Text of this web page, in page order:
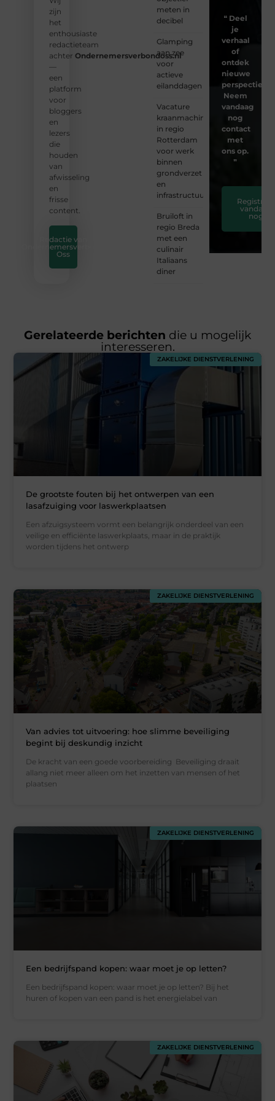
zijn
het
enthousiaste
redactieteam
achter Ondernemersverbondoss.nl
—
een
platform
voor
bloggers
en
lezers
die
houden
van
afwisseling
en
frisse
content.
Redactie van
Ondernemersverbond
Oss
meten in
decibel
Glamping
aan zee
voor
actieve
eilanddagen
Vacature
kraanmachinist
in regio
Rotterdam
voor werk
binnen
grondverzet
en
infrastructuur
Bruiloft in
regio Breda
met een
culinair
Italiaans
diner
❝ Deel
je
verhaal
of
ontdek
nieuwe
Neem
vandaag
nog
contact
met
ons op.
❞
Registreer
vandaag
nog
Gerelateerde berichten die u mogelijk
interesseren.
ZAKELIJKE DIENSTVERLENING
De grootste fouten bij het ontwerpen van een
lasafzuiging voor laswerkplaatsen
Een afzuigsysteem vormt een belangrijk onderdeel van een
veilige en efficiënte laswerkplaats, maar in de praktijk
worden tijdens het ontwerp
ZAKELIJKE DIENSTVERLENING
Van advies tot uitvoering: hoe slimme beveiliging
begint bij deskundig inzicht
De kracht van een goede voorbereiding Beveiliging draait
allang niet meer alleen om het inzetten van mensen of het
plaatsen
ZAKELIJKE DIENSTVERLENING
Een bedrijfspand kopen: waar moet je op letten?
Een bedrijfspand kopen: waar moet je op letten? Bij het
huren of kopen van een pand is het energielabel van
ZAKELIJKE DIENSTVERLENING